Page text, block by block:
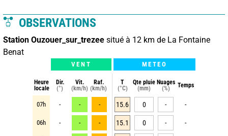
OBSERVATIONS
Station Ouzouer_sur_trezee situé à 12 km de La Fontaine
Benat
VENT METEO
Heure
locale
Dir.
(°)
Vit.
(km/h)
Raf.
(km/h)
T
(°C)
Qte pluie
(mm)
Nuages
(%)
Temps
07h - - - 15.6 0 - -
06h - - - 15.1 0 - -